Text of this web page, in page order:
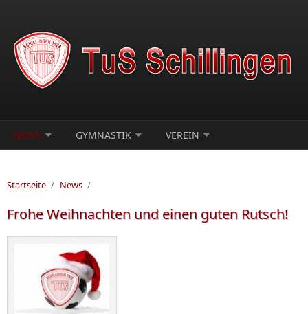
NEWS GYMNASTIK VEREIN
Startseite / News /
Frohe Weihnachten und einen guten Rutsch!